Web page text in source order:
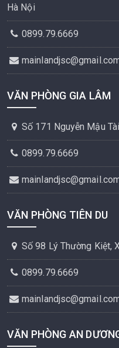
Hà Nội
0899.79.6669
VĂN PHÒNG GIA LÂM
Số 171 Nguyễn Mậu
0899.79.6669
VĂN PHÒNG TIÊN DU
Số 98 Lý Thường Kiệt,
0899.79.6669
VĂN PHÒNG AN